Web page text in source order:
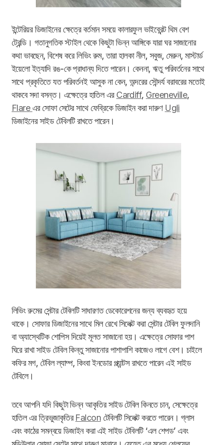
ইন্টেরিয়র ডিজাইনের ক্ষেত্রে বর্তমান সময়ে কালারফুল ভাইব্রেন্ট থিম বেশ
ট্রেন্ডি। গতানুগতিক স্টাইল থেকে কিছুটা ভিন্ন আঙ্গিকে যারা ঘর সাজানোর
কথা ভাবছেন, বিশেষ করে লিভিং রুম, তারা হালকা নীল, সবুজ, মেরুন, মাস্টার্ড
ইয়েলো ইত্যাদি রঙ-কে প্রাধান্য দিতে পারেন। কেননা, ঋতু পরিবর্তনের সাথে
সাথে প্রকৃতিতে যত পরিবর্তনই আসুক না কেন, অন্দরের সৌন্দর্য বরাবরের মতোই
থাকবে সদা বসন্ত। এক্ষেত্রে হাতিল এর Cardiff, Greeneville,
Flareএর সোফা সেটের সাথে ফেব্রিকে ডিজাইন করা দারুণ Ugli
ডিজাইনের সাইড টেবিলটি রাখতে পারেন।
লিভিং রুমের সেন্টার টেবিলটি সাধারণত ডেকোরেশনের জন্য ব্যবহৃত হয়ে
থাকে। সোফার ডিজাইনের সাথে মিল রেখে সিলেক্ট করা সেন্টার টেবিল ফুলদানি
বা অ্যাস্থেটিক শোপিস দিয়েই মূলত সাজানো হয়। এক্ষেত্রে সোফার পাশ
ঘিরে রাখা সাইড টেবিল কিন্তু সাজানোর পাশাপাশি কাজেও লাগে বেশ। চাইলে
কফির মগ, টেবিল ল্যাম্প, কিংবা ইনডোর প্ল্যান্টস রাখতে পারেন এই সাইড
টেবিলে।
তবে আপনি যদি কিছুটা ভিন্ন আকৃতির সাইড টেবিল কিনতে চান, সেক্ষেত্রে
হাতিল এর ত্রিভুজাকৃতির Falcon টেবিলটি সিলেক্ট করতে পারেন। গ্লাস
এবং কাঠের সমন্বয়ে ডিজাইন করা এই সাইড টেবিলটি ‘এল শেপড’ এবং